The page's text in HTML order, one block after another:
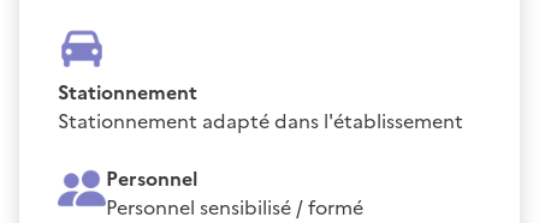
Stationnement
Stationnement adapté dans l'établissement
Personnel
Personnel sensibilisé / formé